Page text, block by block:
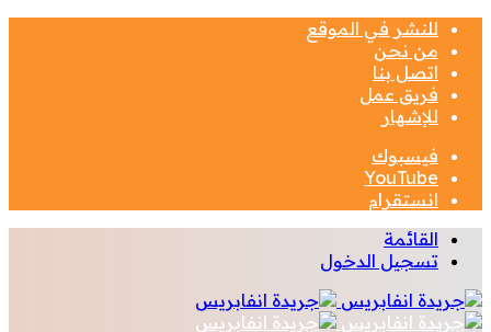
للنشر في الموقع
من نحن
اتصل بنا
فريق عمل
للإشهار
فيسبوك
‫YouTube
انستقرام
القائمة
تسجيل الدخول